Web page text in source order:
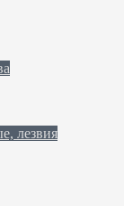
лезвия